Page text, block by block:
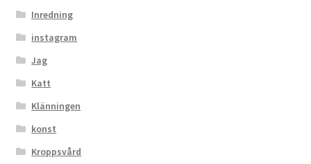
Inredning
instagram
Jag
Katt
Klänningen
konst
Kroppsvård